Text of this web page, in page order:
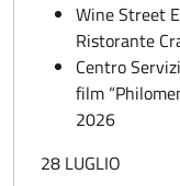
Wine Street
Ristorante
Centro
film
2026
28 LUGLIO